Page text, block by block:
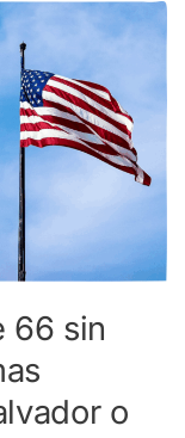
66 sin
o